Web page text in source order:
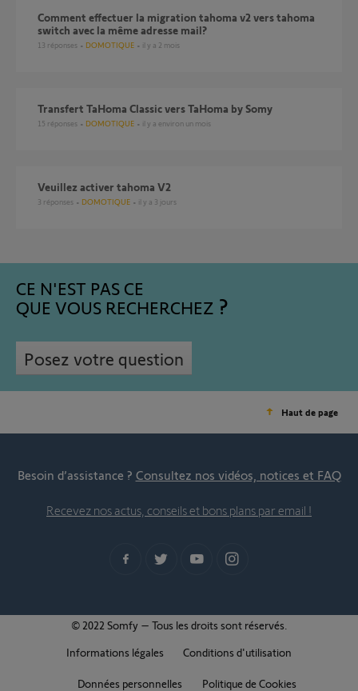
Comment effectuer la migration tahoma v2 vers tahoma
switch avec la même adresse mail?
13 réponses DOMOTIQUE il y a 2 mois
Transfert TaHoma Classic vers TaHoma by Somy
15 réponses DOMOTIQUE il y a environ un mois
Veuillez activer tahoma V2
3 réponses DOMOTIQUE il y a 3 jours
CE N'EST PAS CE
QUE VOUS RECHERCHEZ
Posez votre question
Haut de page
Besoin d’assistance ? Consultez nos vidéos, notices et FAQ
Recevez nos actus, conseils et bons plans par email !
© 2022 Somfy – Tous les droits sont réservés.
Informations légales
Conditions d'utilisation
Données personnelles Politique de Cookies